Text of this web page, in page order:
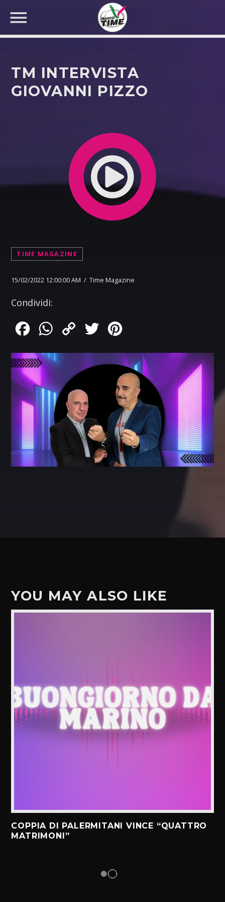
TM INTERVISTA
GIOVANNI PIZZO
TIME MAGAZINE
15/02/2022 12:00:00 AM / Time Magazine
Condividi:
FacebookWhatsApp
Copy
Twitter
YOU MAY ALSO LIKE
COPPIA DI PALERMITANI VINCE “QUATTRO
MATRIMONI”